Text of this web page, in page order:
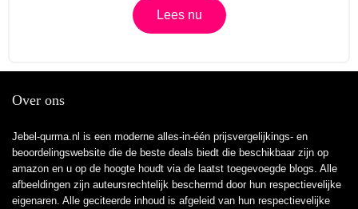
Lees nu
Over ons
Jebel-qurma.nl is een moderne alles-in-één prijsvergelijkings- en
beoordelingswebsite die de beste deals biedt die beschikbaar zijn op
amazon en u op de hoogte houdt via de laatst toegevoegde blogs. Alle
afbeeldingen zijn auteursrechtelijk beschermd door hun respectievelijke
eigenaren. Alle geciteerde inhoud is afgeleid van hun respectievelijke